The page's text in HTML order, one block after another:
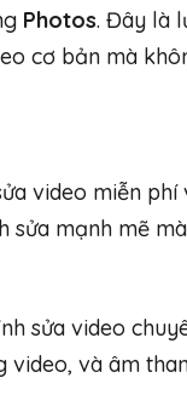
Photos. Đây là
cơ bản mà
video miễn
sửa mạnh mẽ
sửa video
video, và âm